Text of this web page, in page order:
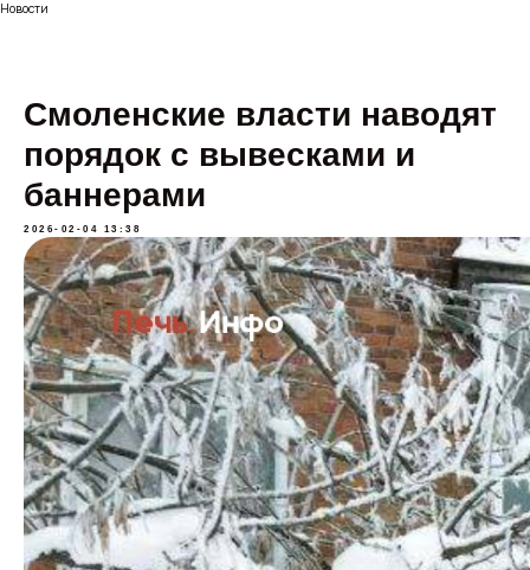
Новости
Смоленские власти наводят
порядок с вывесками и
баннерами
2026-02-04 13:38